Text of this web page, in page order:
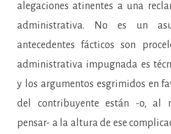
alegaciones atinentes a una
administrativa. No es un
antecedentes fácticos son
administrativa impugnada es
y los argumentos esgrimidos en
del contribuyente están -o, al
pensar- a la altura de ese